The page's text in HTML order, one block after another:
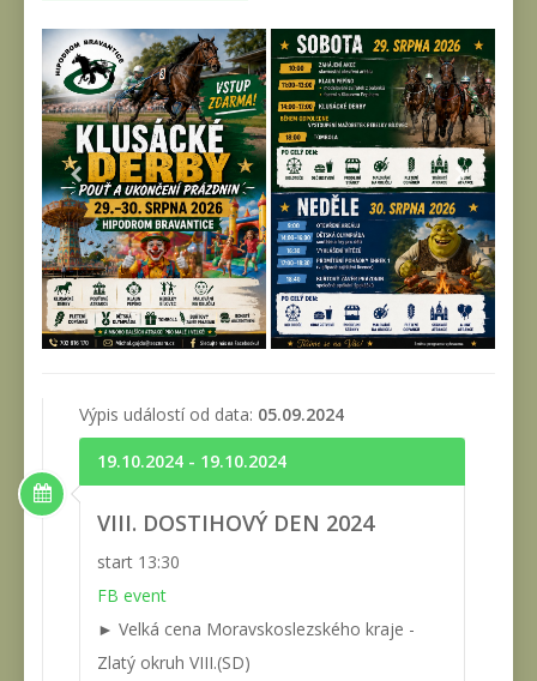
Výpis událostí od data: 05.09.2024
19.10.2024 - 19.10.2024
VIII. DOSTIHOVÝ DEN 2024
start 13:30
FB event
► Velká cena Moravskoslezského kraje -
Zlatý okruh VIII.(SD)